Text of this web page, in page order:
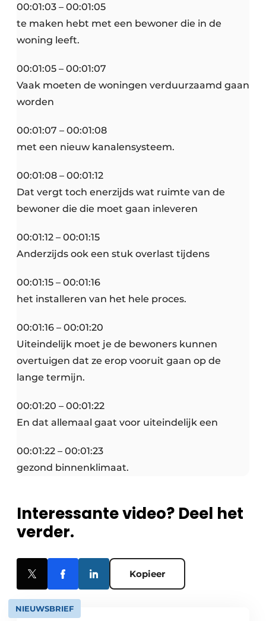
00:01:03 – 00:01:05
te maken hebt met een bewoner die in de
woning leeft.
00:01:05 – 00:01:07
Vaak moeten de woningen verduurzaamd gaan
worden
00:01:07 – 00:01:08
met een nieuw kanalensysteem.
00:01:08 – 00:01:12
Dat vergt toch enerzijds wat ruimte van de
bewoner die die moet gaan inleveren
00:01:12 – 00:01:15
Anderzijds ook een stuk overlast tijdens
00:01:15 – 00:01:16
het installeren van het hele proces.
00:01:16 – 00:01:20
Uiteindelijk moet je de bewoners kunnen
overtuigen dat ze erop vooruit gaan op de
lange termijn.
00:01:20 – 00:01:22
En dat allemaal gaat voor uiteindelijk een
00:01:22 – 00:01:23
gezond binnenklimaat.
Interessante video? Deel het
verder.
Kopieer
NIEUWSBRIEF